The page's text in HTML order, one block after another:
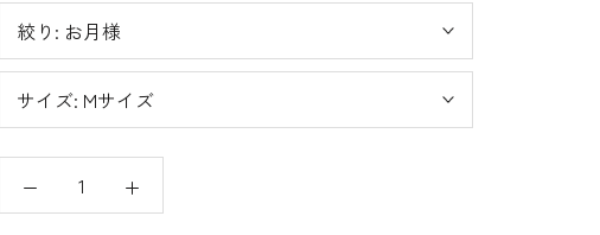
絞り: お月様
サイズ: Mサイズ